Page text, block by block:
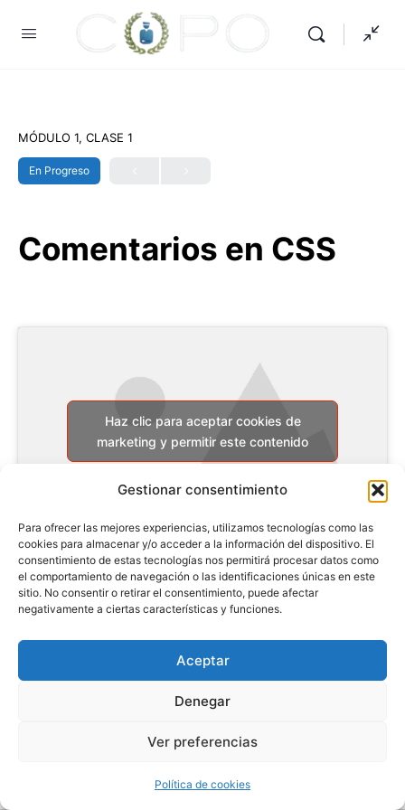
Gestionar consentimiento
Para ofrecer las mejores experiencias, utilizamos tecnologías como las
cookies para almacenar y/o acceder a la información del dispositivo. El
consentimiento de estas tecnologías nos permitirá procesar datos como
el comportamiento de navegación o las identificaciones únicas en este
sitio. No consentir o retirar el consentimiento, puede afectar
negativamente a ciertas características y funciones.
Aceptar
Denegar
Ver preferencias
Política de cookies
MÓDULO 1, CLASE 1
En Progreso
Comentarios en CSS
Haz clic para aceptar cookies de
marketing y permitir este contenido